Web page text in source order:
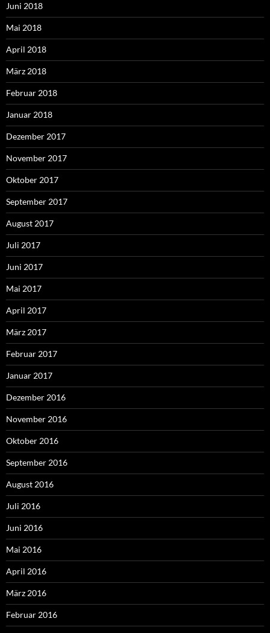
Juni 2018
Mai 2018
April 2018
März 2018
Februar 2018
Januar 2018
Dezember 2017
November 2017
Oktober 2017
September 2017
August 2017
Juli 2017
Juni 2017
Mai 2017
April 2017
März 2017
Februar 2017
Januar 2017
Dezember 2016
November 2016
Oktober 2016
September 2016
August 2016
Juli 2016
Juni 2016
Mai 2016
April 2016
März 2016
Februar 2016